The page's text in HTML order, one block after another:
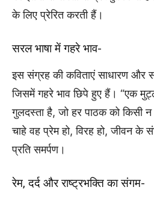
के लिए प्रेरित करती हैं।
सरल भाषा में गहरे भाव-
इस संग्रह की कविताएं साधारण और
जिसमें गहरे भाव छिपे हुए हैं। “एक
गुलदस्ता है, जो हर पाठक को किसी
चाहे वह प्रेम हो, विरह हो, जीवन के
प्रति समर्पण।
रेम, दर्द और राष्ट्रभक्ति का संगम-